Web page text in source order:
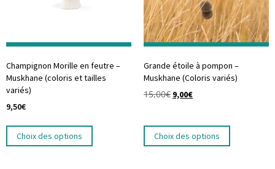
Champignon Morille en feutre –
Muskhane (coloris et tailles
variés)
9,50€
Choix des options
Grande étoile à pompon –
Muskhane (Coloris variés)
15,00€ 9,00€
Choix des options